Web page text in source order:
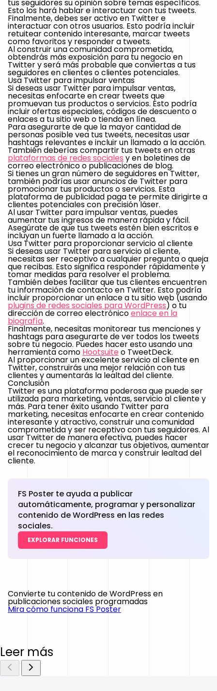
tus seguidores su opinión sobre temas específicos.
Esto los hará hablar e interactuar con tus tweets.
Finalmente, debes ser activo en Twitter e
interactuar con otros usuarios. Esto podría incluir
retuitear contenido interesante, marcar tweets
como favoritos y responder a tweets.
Al construir una comunidad comprometida,
obtendrás más exposición para tu negocio en
Twitter y será más probable que conviertas a tus
seguidores en clientes o clientes potenciales.
Usa Twitter para impulsar ventas
Si deseas usar Twitter para impulsar ventas,
necesitas enfocarte en crear tweets que
promuevan tus productos o servicios. Esto podría
incluir ofertas especiales, códigos de descuento o
enlaces a tu sitio web o tienda en línea.
Para asegurarte de que la mayor cantidad de
personas posible vea tus tweets, necesitas usar
hashtags relevantes e incluir un llamado a la acción.
También deberías compartir tus tweets en otras
plataformas de redes sociales y en boletines de
correo electrónico o publicaciones de blog.
Si tienes un gran número de seguidores en Twitter,
también podrías usar anuncios de Twitter para
promocionar tus productos o servicios. Esta
plataforma de publicidad paga te permite dirigirte a
clientes potenciales con precisión láser.
Al usar Twitter para impulsar ventas, puedes
aumentar tus ingresos de manera rápida y fácil.
Asegúrate de que tus tweets estén bien escritos e
incluyan un fuerte llamado a la acción.
Usa Twitter para proporcionar servicio al cliente
Si deseas usar Twitter para servicio al cliente,
necesitas ser receptivo a cualquier pregunta o queja
que recibas. Esto significa responder rápidamente y
tomar medidas para resolver el problema.
También debes facilitar que tus clientes encuentren
tu información de contacto en Twitter. Esto podría
incluir proporcionar un enlace a tu sitio web (usando
plugins de redes sociales para WordPress) o tu
dirección de correo electrónicoenlace en la
biografía.
Finalmente, necesitas monitorear tus menciones y
hashtags para asegurarte de ver todos los tweets
sobre tu negocio. Puedes hacer esto usando una
herramienta como Hootsuiteo TweetDeck.
Al proporcionar un excelente servicio al cliente en
Twitter, construirás una mejor relación con tus
clientes y aumentarás la lealtad del cliente.
Conclusión
Twitter es una plataforma poderosa que puede ser
utilizada para marketing, ventas, servicio al cliente y
más. Para tener éxito usando Twitter para
marketing, necesitas enfocarte en crear contenido
interesante y atractivo, construir una comunidad
comprometida y ser receptivo con tus seguidores. Al
usar Twitter de manera efectiva, puedes hacer
crecer tu negocio y alcanzar tus objetivos, aumentar
el reconocimiento de marca y construir lealtad del
cliente.
FS Poster te ayuda a publicar
automáticamente, programar y personalizar
contenido de WordPress en las redes
sociales.
EXPLORAR FUNCIONES
Convierte tu contenido de WordPress en
publicaciones sociales programadas
Mira cómo funciona FS Poster
Leer más